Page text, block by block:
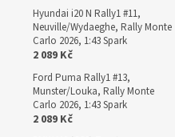
Hyundai i20 N Rally1 #11,
Neuville/Wydaeghe, Rally Monte
Carlo 2026, 1:43 Spark
2 089 Kč
Ford Puma Rally1 #13,
Munster/Louka, Rally Monte
Carlo 2026, 1:43 Spark
2 089 Kč